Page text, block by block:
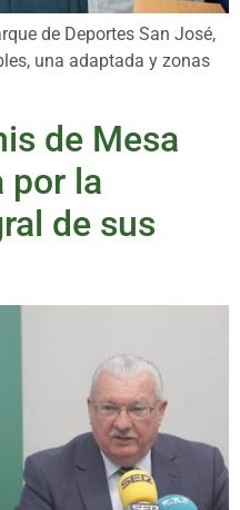
de Deportes San José,
una adaptada y zonas
de Mesa
por la
de sus